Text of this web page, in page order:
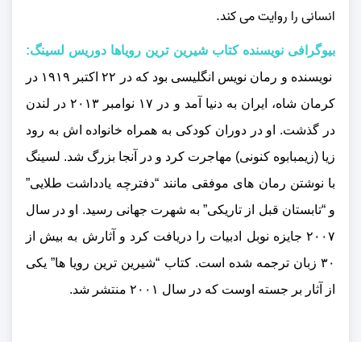
انسانی را روایت می‌ کند.
بیوگرافی نویسنده کتاب شیرین ترین رویاها دوریس لسینگ:
نویسنده و رمان‌ نویس انگلیسی بود که در ۲۲ اکتبر ۱۹۱۹ در
کرمان شاه، ایران به دنیا آمد و در ۱۷ نوامبر ۲۰۱۳ در لندن
در گذشت. او در دوران کودکی به همراه خانواده‌ اش به رود
زیا (زیمبابوه کنونی) مهاجرت کرد و در آنجا بزرگ شد. لسینگ
با نوشتن رمان‌ های موفقی مانند “دفترچه یادداشت طلایی”
و “تابستان قبل از تاریکی” به شهرت جهانی رسید. او در سال
۲۰۰۷ جایزه نوبل ادبیات را دریافت کرد و آثارش به بیش از
۳۰ زبان ترجمه شده است. کتاب “شیرین‌ ترین رویا ها” یکی
از آثار بر جسته اوست که در سال ۲۰۰۱ منتشر شد.